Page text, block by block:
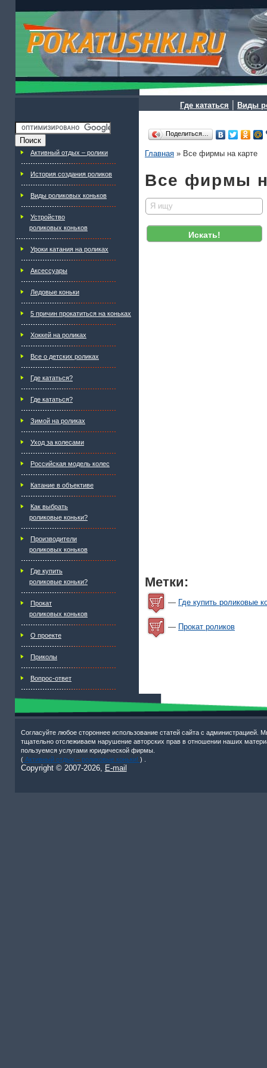
Где кататься | Виды
Активный отдых – ролики
История создания роликов
Виды роликовых коньков
Устройство
роликовых коньков
Уроки катания на роликах
Аксессуары
Ледовые коньки
5 причин прокатиться на коньках
Хоккей на роликах
Все о детских роликах
Где кататься?
Где кататься?
Зимой на роликах
Уход за колесами
Российская модель колес
Катание в объективе
Как выбрать
роликовые коньки?
Производители
роликовых коньков
Где купить
роликовые коньки?
Прокат
роликовых коньков
О проекте
Приколы
Вопрос-ответ
Поделиться…
Главная » Все фирмы на карте
Все фирмы
Я ищу
Метки:
— Где купить роликовые
— Прокат роликов
Согласуйте любое стороннее использование статей сайта с администрацией.
тщательно отслеживаем нарушение авторских прав в отношении наших
пользуемся услугами юридической фирмы.
(Активный отдых – роликовые коньки! ) .
Copyright © 2007-2026, E-mail